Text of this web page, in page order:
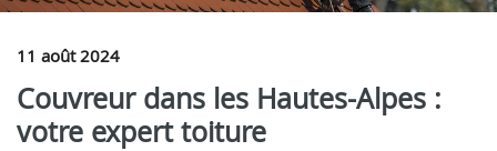
11 août 2024
Couvreur dans les Hautes-Alpes :
votre expert toiture